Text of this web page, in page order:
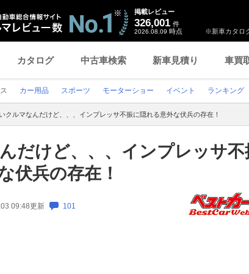
※新車カタロ
掲載レビュー
326,001 件
2026.08.09 時点
カタログ 中古車検索 新車見積り 車買
カー用品 スポーツ モーターショー イベント ランキング
クルマなんだけど、、、インプレッサ不振に隠れる意外な伏兵の存在！
だけど、、、インプレッサ不
伏兵の存在！
09:48更新 101